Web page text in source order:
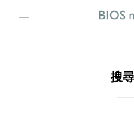
搜